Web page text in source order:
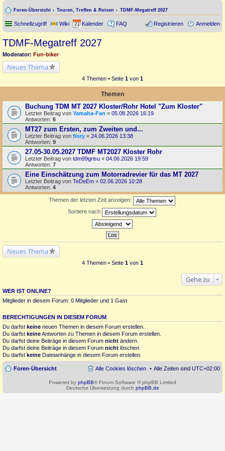
Foren-Übersicht Touren, Treffen & Reisen TDMF-Megatreff 2027
Schnellzugriff Wiki Kalender FAQ Anmelden
Registrieren
TDMF-Megatreff 2027
Moderator: Fun-biker
Neues Thema
4 Themen • Seite 1 von 1
Themen
Buchung TDM MT 2027 Kloster/Rohr Hotel "Zum Kloster"
Letzter Beitrag von Yamaha-Fan « 05.08.2026 16:19
Antworten: 6
MT27 zum Ersten, zum Zweiten und...
Letzter Beitrag von flory « 24.06.2026 13:38
Antworten: 9
27.05-30.05.2027 TDMF MT2027 Kloster Rohr
Letzter Beitrag von tdm99grisu « 04.06.2026 19:59
Antworten: 7
Eine Einschätzung zum Motorradrevier für das MT 2027
Letzter Beitrag von TeDeEm « 02.06.2026 10:28
Antworten: 4
Themen der letzten Zeit anzeigen:
Sortiere nach
Neues Thema
4 Themen • Seite 1 von 1
Gehe zu
WER IST ONLINE?
Mitglieder in diesem Forum: 0 Mitglieder und 1 Gast
BERECHTIGUNGEN IN DIESEM FORUM
Du darfst keine neuen Themen in diesem Forum erstellen.
Du darfst keineAntworten zu Themen in diesem Forum erstellen.
Du darfst deine Beiträge in diesem Forum nicht ändern.
Du darfst deine Beiträge in diesem Forum nicht löschen.
Du darfst keine Dateianhänge in diesem Forum erstellen.
Foren-Übersicht Alle Zeiten sind UTC+02:00
Alle Cookies löschen
Powered by phpBB® Forum Software © phpBB Limited
Deutsche Übersetzung durch phpBB.de